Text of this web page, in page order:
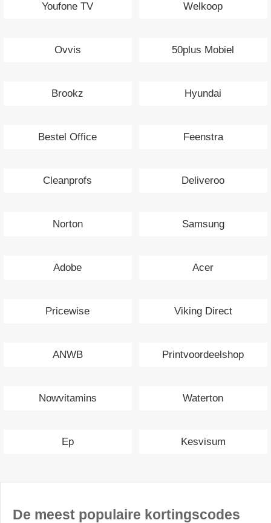
Youfone TV Welkoop
Ovvis 50plus Mobiel
Brookz Hyundai
Bestel Office Feenstra
Cleanprofs Deliveroo
Norton Samsung
Adobe Acer
Pricewise Viking Direct
ANWB Printvoordeelshop
Nowvitamins Waterton
Ep Kesvisum
De meest populaire kortingscodes